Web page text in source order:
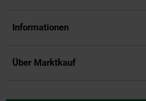
Informationen
Über Marktkauf